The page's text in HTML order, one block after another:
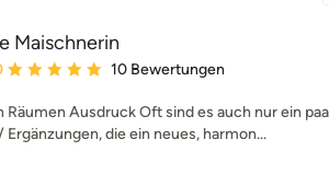
Maischnerin
Bewertung: 5 von 5 Sternen
10 Bewertungen
Räumen Ausdruck Oft sind es auch nur ein
die ein neues, harmon...